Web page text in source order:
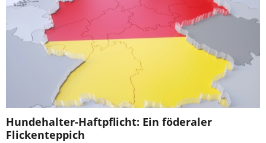
Hundehalter-Haftpflicht: Ein föderaler
Flickenteppich